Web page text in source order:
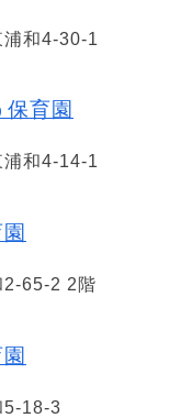
浦和4-30-1
育園
浦和4-14-1
2-65-2 2階
5-18-3